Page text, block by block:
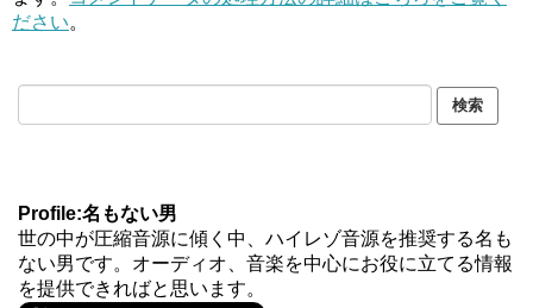
ださい。
Profile:名もない男
世の中が圧縮音源に傾く中、ハイレゾ音源を推奨する名も
ない男です。オーディオ、音楽を中心にお役に立てる情報
を提供できればと思います。